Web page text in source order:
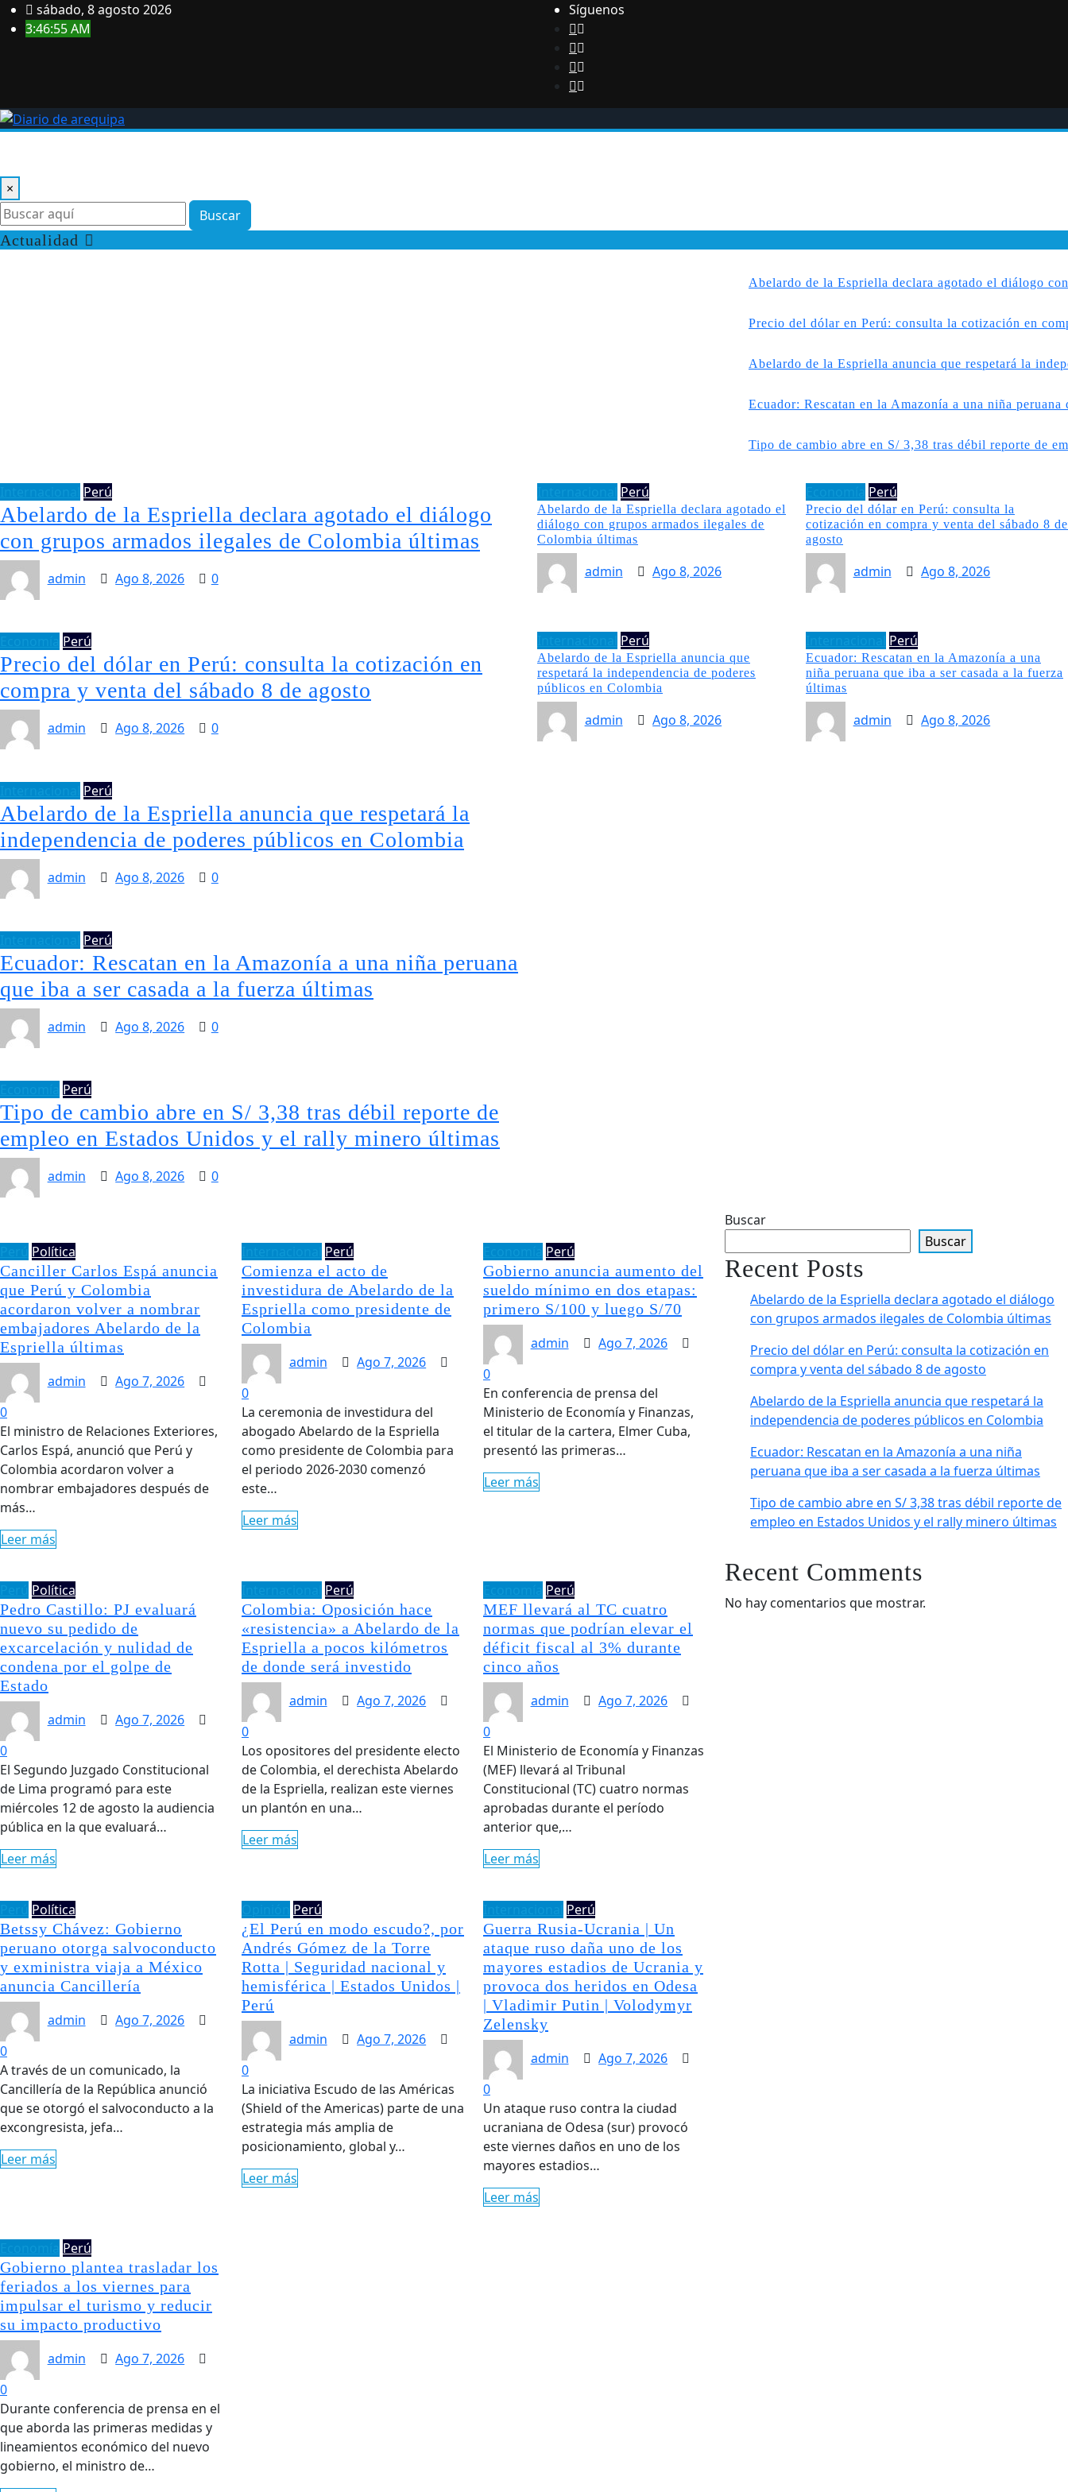
Saltar sábado, 8 agosto 2026
3:46:56 AM
Síguenos
×
Buscar
Actualidad
Abelardo de la Espriella declara agotado el diálogo con
Precio del dólar en Perú: consulta la cotización en compra y
Abelardo de la Espriella anuncia que respetará la
Ecuador: Rescatan en la Amazonía a una niña peruana que
Tipo de cambio abre en S/ 3,38 tras débil reporte de empleo
Perú
Abelardo de la Espriella declara agotado el diálogo
con grupos armados ilegales de Colombia últimas
admin Ago 8, 2026 0
Perú
Precio del dólar en Perú: consulta la cotización en
compra y venta del sábado 8 de agosto
admin Ago 8, 2026 0
Perú
Abelardo de la Espriella anuncia que respetará la
independencia de poderes públicos en Colombia
admin Ago 8, 2026 0
Perú
Ecuador: Rescatan en la Amazonía a una niña peruana
que iba a ser casada a la fuerza últimas
admin Ago 8, 2026 0
Perú
Tipo de cambio abre en S/ 3,38 tras débil reporte de
empleo en Estados Unidos y el rally minero últimas
admin Ago 8, 2026 0
Perú
Abelardo de la Espriella declara agotado el
diálogo con grupos armados ilegales de
Colombia últimas
admin Ago 8, 2026
Perú
Precio del dólar en Perú: consulta la
cotización en compra y venta del sábado 8 de
agosto
admin Ago 8, 2026
Perú
Abelardo de la Espriella anuncia que
respetará la independencia de poderes
públicos en Colombia
admin Ago 8, 2026
Perú
Ecuador: Rescatan en la Amazonía a una
niña peruana que iba a ser casada a la fuerza
últimas
admin Ago 8, 2026
Política
Canciller Carlos Espá anuncia
que Perú y Colombia
acordaron volver a nombrar
embajadores Abelardo de la
Espriella últimas
admin
Ago 7, 2026
0
El ministro de Relaciones Exteriores,
Carlos Espá, anunció que Perú y
Colombia acordaron volver a
nombrar embajadores después de
más…
Leer más
Perú
Comienza el acto de
investidura de Abelardo de la
Espriella como presidente de
Colombia
admin
Ago 7, 2026
0
La ceremonia de investidura del
abogado Abelardo de la Espriella
como presidente de Colombia para
el periodo 2026-2030 comenzó
este…
Leer más
Perú
Gobierno anuncia aumento del
sueldo mínimo en dos etapas:
primero S/100 y luego S/70
admin
Ago 7, 2026
0
En conferencia de prensa del
Ministerio de Economía y Finanzas,
el titular de la cartera, Elmer Cuba,
presentó las primeras…
Leer más
Política
Pedro Castillo: PJ evaluará
nuevo su pedido de
excarcelación y nulidad de
condena por el golpe de
Estado
admin
Ago 7, 2026
0
El Segundo Juzgado Constitucional
de Lima programó para este
miércoles 12 de agosto la audiencia
pública en la que evaluará…
Leer más
Perú
Colombia: Oposición hace
«resistencia» a Abelardo de la
Espriella a pocos kilómetros
de donde será investido
admin
Ago 7, 2026
0
Los opositores del presidente electo
de Colombia, el derechista Abelardo
de la Espriella, realizan este viernes
un plantón en una…
Leer más
Perú
MEF llevará al TC cuatro
normas que podrían elevar el
déficit fiscal al 3% durante
cinco años
admin
Ago 7, 2026
0
El Ministerio de Economía y Finanzas
(MEF) llevará al Tribunal
Constitucional (TC) cuatro normas
aprobadas durante el período
anterior que,…
Leer más
Política
Betssy Chávez: Gobierno
peruano otorga salvoconducto
y exministra viaja a México
anuncia Cancillería
admin
Ago 7, 2026
0
A través de un comunicado, la
Cancillería de la República anunció
que se otorgó el salvoconducto a la
excongresista, jefa…
Leer más
Perú
¿El Perú en modo escudo?, por
Andrés Gómez de la Torre
Rotta | Seguridad nacional y
hemisférica | Estados Unidos |
Perú
admin
Ago 7, 2026
0
La iniciativa Escudo de las Américas
(Shield of the Americas) parte de una
estrategia más amplia de
posicionamiento, global y…
Leer más
Perú
Guerra Rusia-Ucrania | Un
ataque ruso daña uno de los
mayores estadios de Ucrania y
provoca dos heridos en Odesa
| Vladimir Putin | Volodymyr
Zelensky
admin
Ago 7, 2026
0
Un ataque ruso contra la ciudad
ucraniana de Odesa (sur) provocó
este viernes daños en uno de los
mayores estadios…
Leer más
Perú
Gobierno plantea trasladar los
feriados a los viernes para
impulsar el turismo y reducir
su impacto productivo
admin
Ago 7, 2026
0
Durante conferencia de prensa en el
que aborda las primeras medidas y
lineamientos económico del nuevo
gobierno, el ministro de…
Buscar
Buscar
Recent Posts
Abelardo de la Espriella declara agotado el diálogo
con grupos armados ilegales de Colombia últimas
Precio del dólar en Perú: consulta la cotización en
compra y venta del sábado 8 de agosto
Abelardo de la Espriella anuncia que respetará la
independencia de poderes públicos en Colombia
Ecuador: Rescatan en la Amazonía a una niña
peruana que iba a ser casada a la fuerza últimas
Tipo de cambio abre en S/ 3,38 tras débil reporte de
empleo en Estados Unidos y el rally minero últimas
Recent Comments
No hay comentarios que mostrar.